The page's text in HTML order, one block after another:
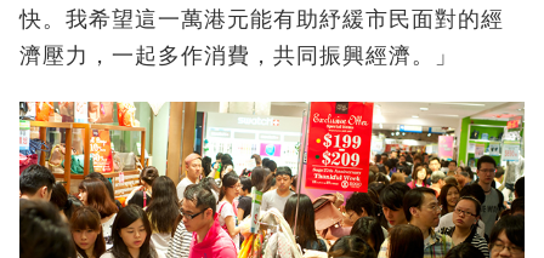
快。我希望這一萬港元能有助紓緩市民面對的經
濟壓力，一起多作消費，共同振興經濟。」